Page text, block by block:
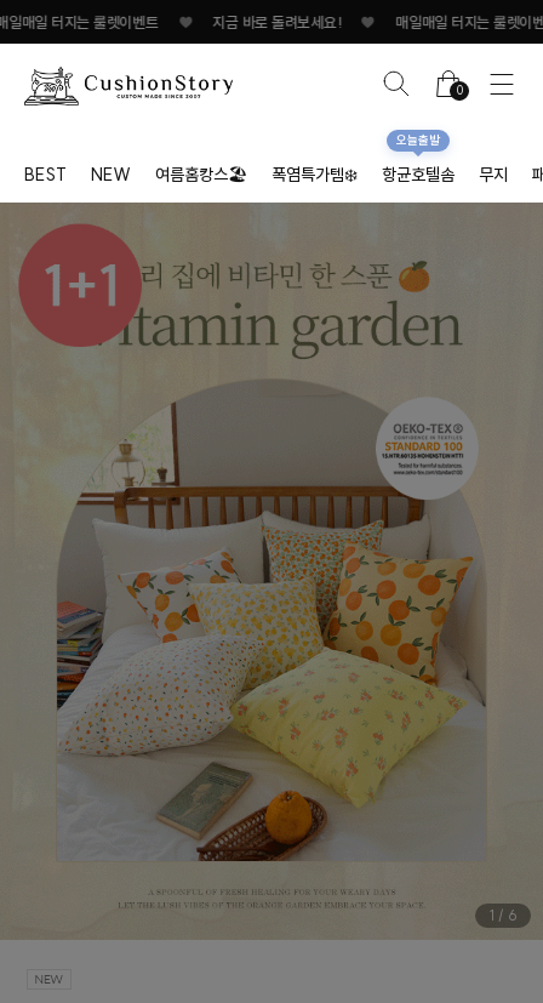
룰렛이벤트 ♥ 지금 바로 돌려보세요! ♥ 매일매일 터지는 룰렛이벤트 ♥
0
BEST NEW 여름홈캉스🏖 폭염특가템❄️ 항균호텔솜
오늘출발
무지
1 / 6